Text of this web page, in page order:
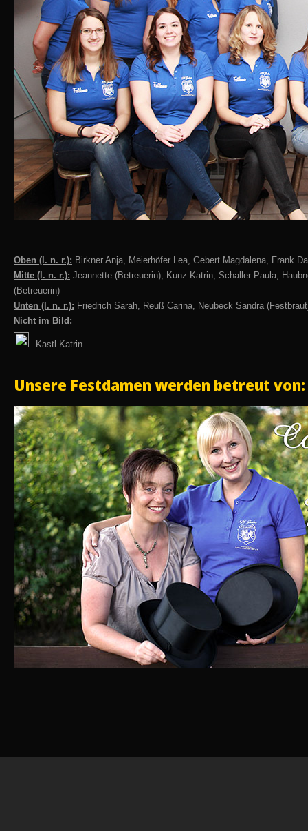
Oben (l. n. r.): Birkner Anja, Meierhöfer Lea, Gebert Magdalena, Frank
Mitte (l. n. r.): Jeannette (Betreuerin), Kunz Katrin, Schaller Paula,
(Betreuerin)
Unten (l. n. r.): Friedrich Sarah, Reuß Carina, Neubeck Sandra
Nicht im Bild:
Kastl Katrin
Unsere Festdamen werden betreut von: